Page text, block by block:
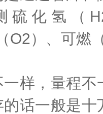
硫化氢（
O2）、可燃
样，量程
话一般是